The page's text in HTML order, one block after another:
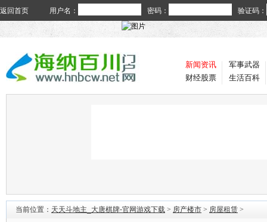
返回首页 用户名： 密码： 验证码：
新闻资讯
财经股票
军事武器
生活百科
当前位置： 天天斗地主_大唐棋牌-官网游戏下载 > 房产楼市 > 房屋租赁 >